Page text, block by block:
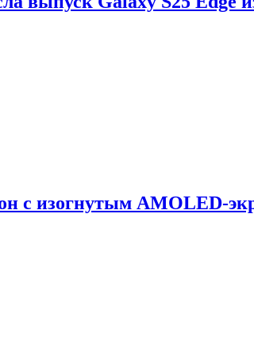
с изогнутым AMOLED-